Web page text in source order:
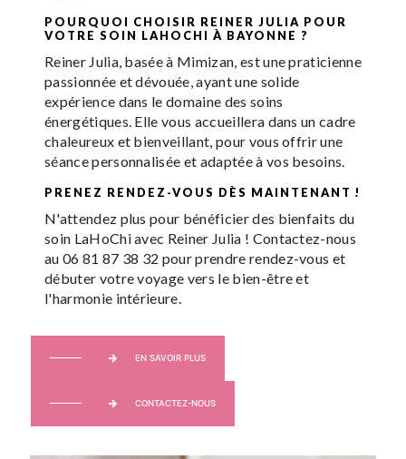
POURQUOI CHOISIR REINER JULIA POUR
VOTRE SOIN LAHOCHI À BAYONNE ?
Reiner Julia, basée à Mimizan, est une praticienne
passionnée et dévouée, ayant une solide
expérience dans le domaine des soins
énergétiques. Elle vous accueillera dans un cadre
chaleureux et bienveillant, pour vous offrir une
séance personnalisée et adaptée à vos besoins.
PRENEZ RENDEZ-VOUS DÈS MAINTENANT !
N'attendez plus pour bénéficier des bienfaits du
soin LaHoChi avec Reiner Julia ! Contactez-nous
au 06 81 87 38 32 pour prendre rendez-vous et
débuter votre voyage vers le bien-être et
l'harmonie intérieure.
EN SAVOIR PLUS
CONTACTEZ-NOUS